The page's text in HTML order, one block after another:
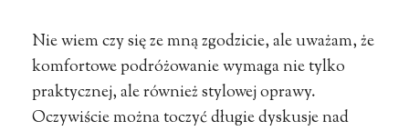
Nie wiem czy się ze mną zgodzicie, ale uważam, że
komfortowe podróżowanie wymaga nie tylko
praktycznej, ale również stylowej oprawy.
Oczywiście można toczyć długie dyskusje nad